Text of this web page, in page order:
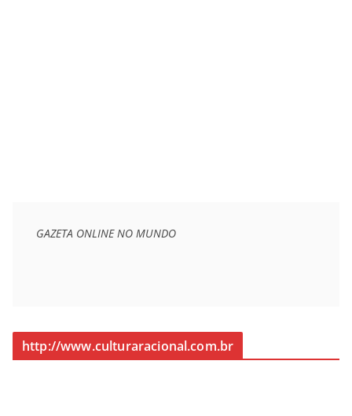
GAZETA ONLINE NO MUNDO
http://www.culturaracional.com.br